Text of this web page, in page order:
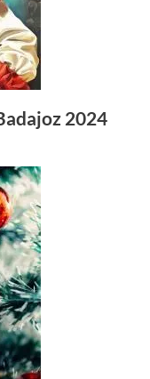
2024